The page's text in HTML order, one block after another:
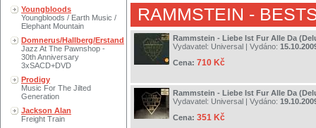
Youngbloods
Youngbloods / Earth Music /
Elephant Mountain
Domnerus/Hallberg/Erstand
Jazz At The Pawnshop -
30th Anniversary
3xSACD+DVD
Prodigy
Music For The Jilted
Generation
Jackson Alan
Freight Train
RAMMSTEIN -
Rammstein - Liebe Ist Fur Alle Da
Vydavatel: Universal | Vydáno:
Cena: 710 Kč
Rammstein - Liebe Ist Fur Alle Da
Vydavatel: Universal | Vydáno:
Cena: 351 Kč